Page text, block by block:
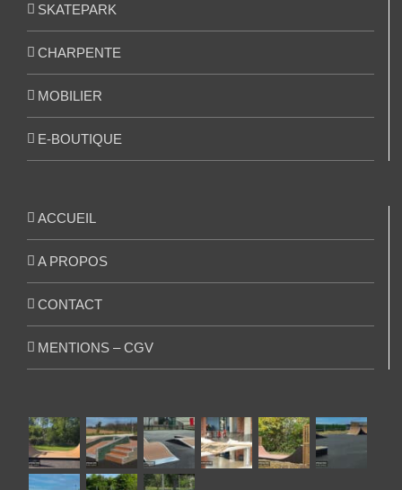
SKATEPARK
CHARPENTE
MOBILIER
E-BOUTIQUE
ACCUEIL
A PROPOS
CONTACT
MENTIONS – CGV